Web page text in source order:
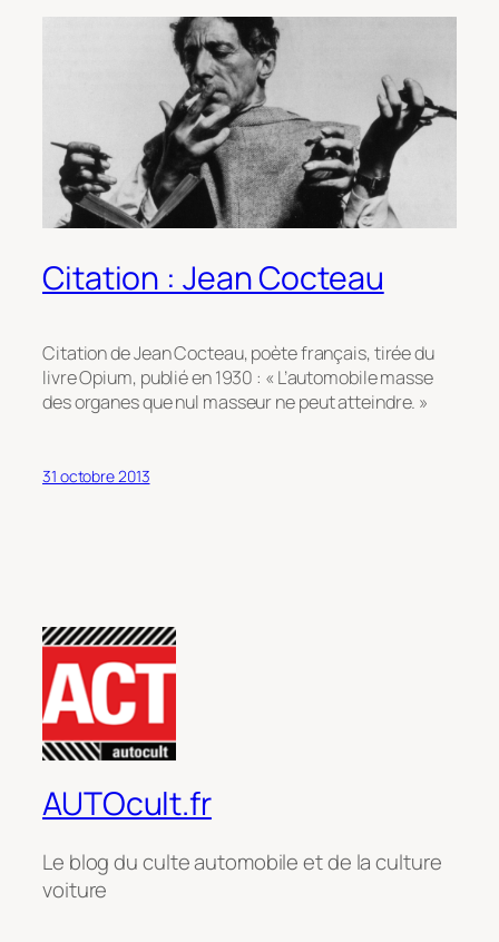
Citation : Jean Cocteau
Citation de Jean Cocteau, poète français, tirée du
livre Opium, publié en 1930 : « L’automobile masse
des organes que nul masseur ne peut atteindre. »
31 octobre 2013
AUTOcult.fr
Le blog du culte automobile et de la culture
voiture